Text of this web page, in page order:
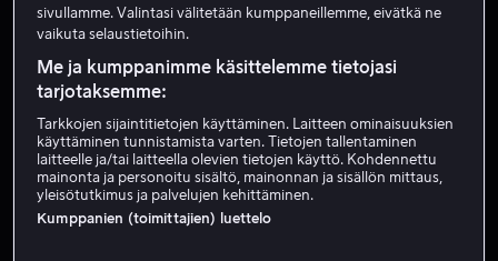
7.7 Draama 1 h 46 min
K-16
Vuokraa 4,99 €
Osta 10,99 €
Katso traileri
sivullamme. Valintasi välitetään kumppaneillemme, eivätkä ne
vaikuta selaustietoihin.
Me ja kumppanimme käsittelemme tietojasi
tarjotaksemme:
Tarkkojen sijaintitietojen käyttäminen. Laitteen ominaisuuksien
käyttäminen tunnistamista varten. Tietojen tallentaminen
laitteelle ja/tai laitteella olevien tietojen käyttö. Kohdennettu
mainonta ja personoitu sisältö, mainonnan ja sisällön mittaus,
yleisötutkimus ja palvelujen kehittäminen.
Kumppanien (toimittajien) luettelo